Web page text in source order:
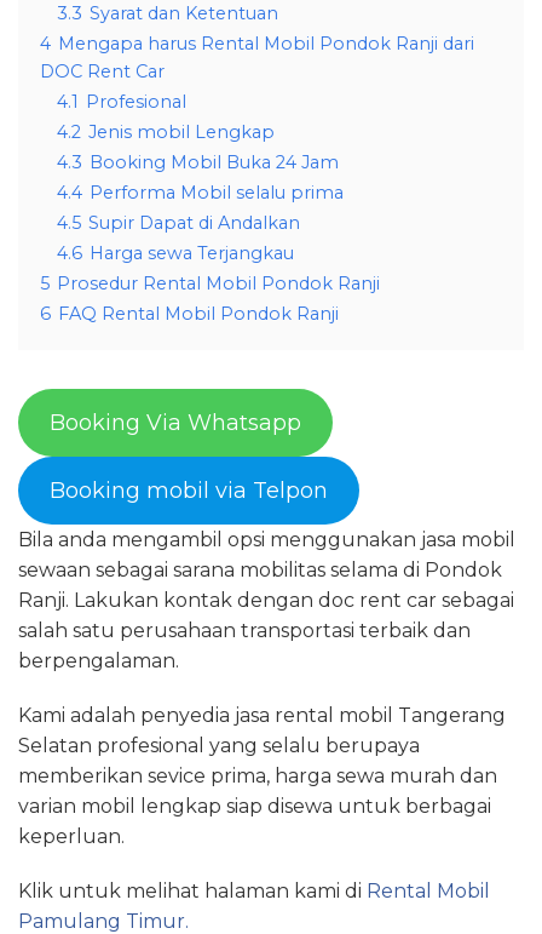
3.3 Syarat dan Ketentuan
4 Mengapa harus Rental Mobil Pondok Ranji dari
DOC Rent Car
4.1 Profesional
4.2 Jenis mobil Lengkap
4.3 Booking Mobil Buka 24 Jam
4.4 Performa Mobil selalu prima
4.5 Supir Dapat di Andalkan
4.6 Harga sewa Terjangkau
5 Prosedur Rental Mobil Pondok Ranji
6 FAQ Rental Mobil Pondok Ranji
Booking Via Whatsapp
Booking mobil via Telpon
Bila anda mengambil opsi menggunakan jasa mobil
sewaan sebagai sarana mobilitas selama di Pondok
Ranji. Lakukan kontak dengan doc rent car sebagai
salah satu perusahaan transportasi terbaik dan
berpengalaman.
Kami adalah penyedia jasa rental mobil Tangerang
Selatan profesional yang selalu berupaya
memberikan sevice prima, harga sewa murah dan
varian mobil lengkap siap disewa untuk berbagai
keperluan.
Klik untuk melihat halaman kami di Rental Mobil
Pamulang Timur.